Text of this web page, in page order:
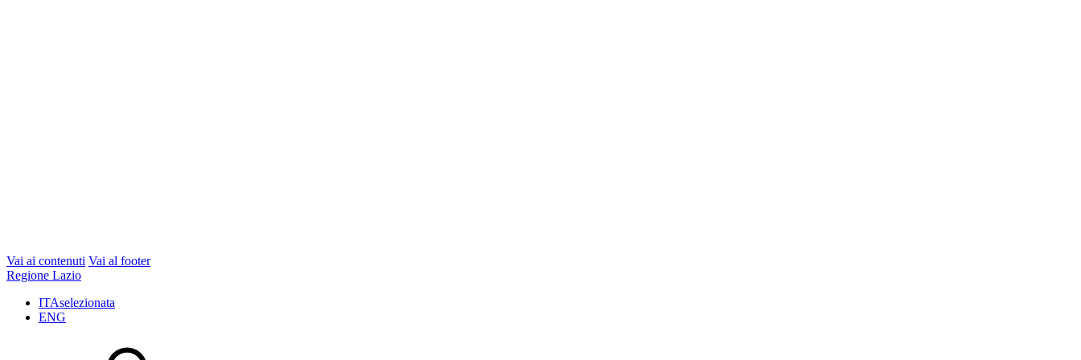
Vai ai contenuti Vai al footer
Regione Lazio
ITAselezionata
ENG